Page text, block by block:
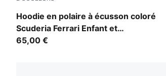
Hoodie en polaire à écusson coloré
Scuderia Ferrari Enfant et
Adolescent
Rosso Corsa
65,00 €